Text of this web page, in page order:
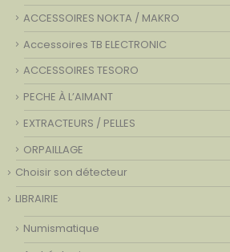
ACCESSOIRES NOKTA / MAKRO
Accessoires TB ELECTRONIC
ACCESSOIRES TESORO
PECHE À L’AIMANT
EXTRACTEURS / PELLES
ORPAILLAGE
Choisir son détecteur
LIBRAIRIE
Numismatique